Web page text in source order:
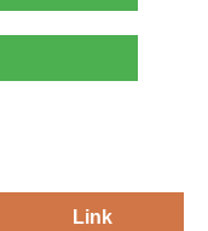
Link